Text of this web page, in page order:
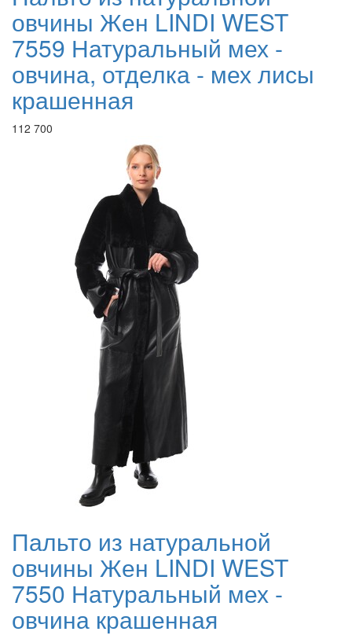
овчины Жен LINDI WEST
7559 Натуральный мех -
овчина, отделка - мех лисы
крашенная
112 700
Пальто из натуральной
овчины Жен LINDI WEST
7550 Натуральный мех -
овчина крашенная